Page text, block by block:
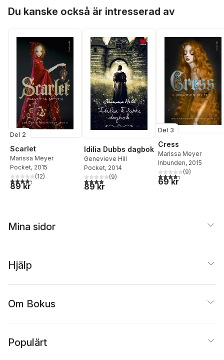
Du kanske också är intresserad av
Del 2
Scarlet
Marissa Meyer
Pocket, 2015
4,3utav 5 stjärnor. Totalt antal röster:
(12)
89 kr
Idilia Dubbs dagbok
Genevieve Hill
Pocket, 2014
4,0utav 5 stjärnor. Totalt antal röster:
(9)
89 kr
Del 3
Cress
Marissa Meyer
Inbunden, 2015
4,3utav 5 stjärnor.
(9)
69 kr
Mina sidor
Hjälp
Om Bokus
Populärt